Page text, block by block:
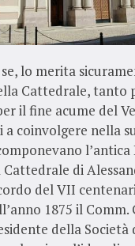
lo merita
Cattedrale, tanto
il fine acume del
a coinvolgere nella
l’antica
di
del VII
1875 il Comm.
della